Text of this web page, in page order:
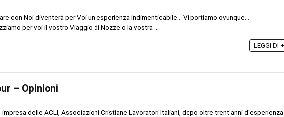
con Noi diventerà per Voi un esperienza indimenticabile... Vi portiamo ovunque...
per voi il vostro Viaggio di Nozze o la vostra ...
LEGGI DI +
– Opinioni
impresa delle ACLI, Associazioni Cristiane Lavoratori Italiani, dopo oltre trent'anni d'esperienza